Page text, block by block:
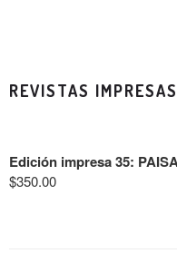
REVISTAS
Edición impresa 35:
$350.00